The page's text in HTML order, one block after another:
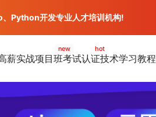
薪实战项目班
new
考试认证
hot
技术学习教程
Python开发专业人才培训机构!